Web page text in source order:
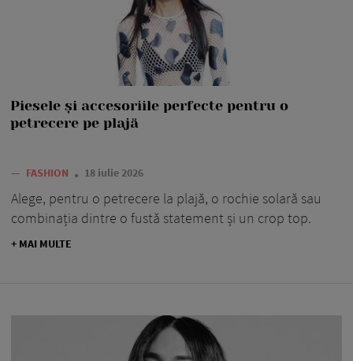
Piesele și accesoriile perfecte pentru o
petrecere pe plajă
— FASHION 18 iulie 2026
Alege, pentru o petrecere la plajă, o rochie solară sau
combinația dintre o fustă statement și un crop top.
+ MAI MULTE